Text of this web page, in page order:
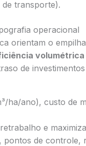
transporte).
operacional
orientam o
volumétrica
de
ha/ano), custo de
e
de controle,